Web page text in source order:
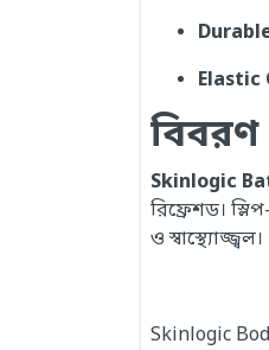
Elastic
বিবরণ
Skinlogic
রিফ্রেশড।
ও স্বাস্থ্যোজ্জ্বল।
Skinlogic